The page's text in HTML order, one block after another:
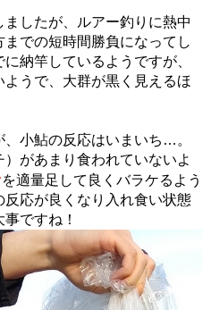
したが、ルアー釣りに熱中
での短時間勝負になってし
納竿しているようですが、
うで、大群が黒く見えるほ
小鮎の反応はいまいち…。
があまり食われていないよ
を適量足して良くバラケるよう
応が良くなり入れ食い状態
ですね！